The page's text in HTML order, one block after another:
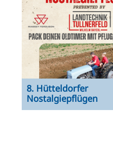
8. Hütteldorfer
Nostalgiepflügen